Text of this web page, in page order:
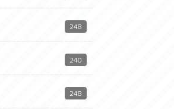
248
240
248